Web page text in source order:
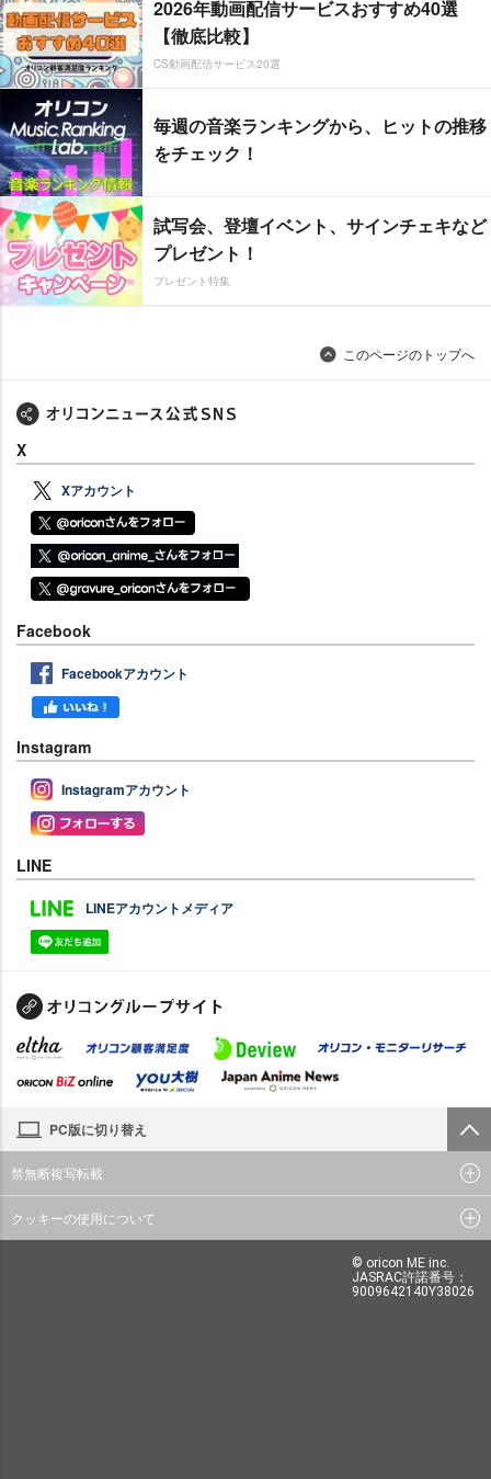
2026年動画配信サービスおすすめ40選
【徹底比較】
CS動画配信サービス20選
毎週の音楽ランキングから、ヒットの推移
をチェック！
試写会、登壇イベント、サインチェキなど
プレゼント！
プレゼント特集
このページのトップへ
X
Xアカウント
Facebook
Facebookアカウント
Instagram
Instagramアカウント
LINE
LINEアカウントメディア
PC版に切り替え
禁無断複写転載
クッキーの使用について
© oricon ME inc.
JASRAC許諾番号：
9009642140Y38026